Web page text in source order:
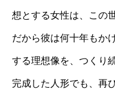
想とする女性は、この
だから彼は何十年もか
する理想像を、つくり
完成した人形でも、再